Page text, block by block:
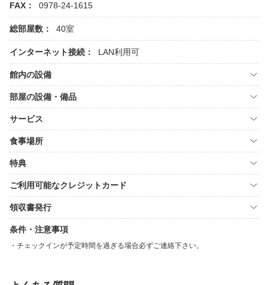
FAX：
0978-24-1615
総部屋数： 40室
インターネット接続： LAN利用可
館内の設備
部屋の設備・備品
サービス
食事場所
特典
ご利用可能なクレジットカード
領収書発行
条件・注意事項
チェックインが予定時間を過ぎる場合必ずご連絡下さい。